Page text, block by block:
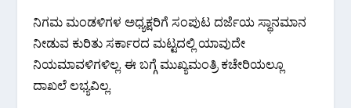
ನಿಗಮ ಮಂಡಳಿಗಳ ಅಧ್ಯಕ್ಷರಿಗೆ ಸಂಪುಟ ದರ್ಜೆಯ ಸ್ಥಾನಮಾನ
ನೀಡುವ ಕುರಿತು ಸರ್ಕಾರದ ಮಟ್ಟದಲ್ಲಿ ಯಾವುದೇ
ನಿಯಮಾವಳಿಗಳಿಲ್ಲ. ಈ ಬಗ್ಗೆ ಮುಖ್ಯಮಂತ್ರಿ ಕಚೇರಿಯಲ್ಲೂ
ದಾಖಲೆ ಲಭ್ಯವಿಲ್ಲ.